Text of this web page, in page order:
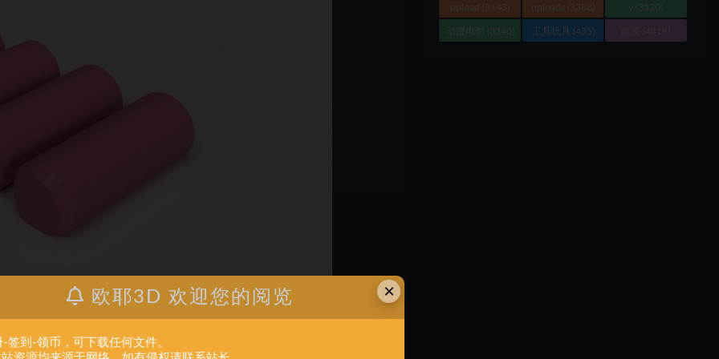
upload (3143) uploads (3388) y (3520)
动漫电影 (3340) 工具玩具 (435)
×
欧耶3D 欢迎您的阅览
-签到-领币，可下载任何文件。